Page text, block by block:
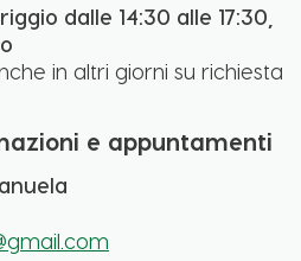
dalle 14:30 alle 17:30,
in altri giorni su richiesta
e appuntamenti